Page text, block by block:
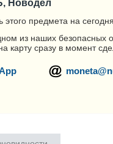
Новодел
предмета на
из наших безопасных
карту сразу в момент